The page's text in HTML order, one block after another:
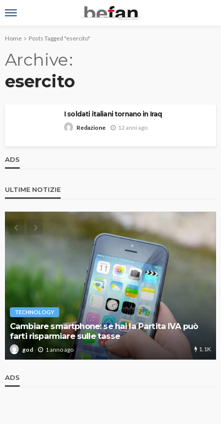
Home Posts Tagged "esercito"
Archive
esercito
I soldati italiani tornano in Iraq
Redazione 12 anni ago
ADS
ULTIME NOTIZIE
TECHNOLOGY
Cambiare smartphone: se hai la Partita IVA può
farti risparmiare sulle tasse
god 1 anno ago 1.1K
ADS